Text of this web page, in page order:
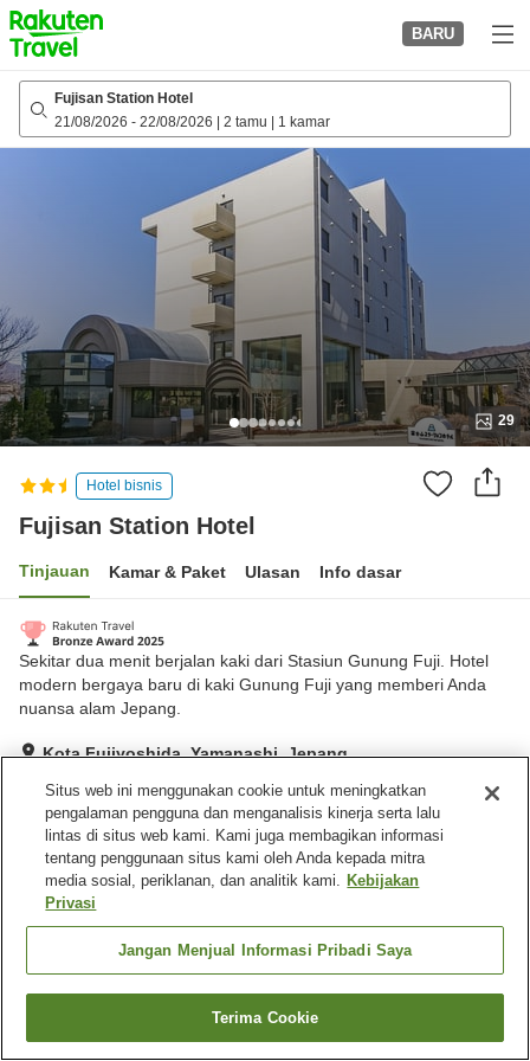
to
top
page
BARU
Fujisan Station Hotel
21/08/2026 - 22/08/2026 2 tamu 1 kamar
29
Hotel bisnis
Fujisan Station Hotel
Tinjauan Kamar & Paket Ulasan Info dasar
Sekitar dua menit berjalan kaki dari Stasiun Gunung Fuji. Hotel
modern bergaya baru di kaki Gunung Fuji yang memberi Anda
nuansa alam Jepang.
Kota Fujiyoshida, Yamanashi, Jepang
Sangat baik Ulasan: 414
Fasilitas properti
Mesin penjual otomatis
Laundry berbayar
Cari kamar
Situs web ini menggunakan cookie untuk meningkatkan
pengalaman pengguna dan menganalisis kinerja serta lalu
lintas di situs web kami. Kami juga membagikan informasi
tentang penggunaan situs kami oleh Anda kepada mitra
media sosial, periklanan, dan analitik kami. Kebijakan
Privasi
Jangan Menjual Informasi Pribadi Saya
Terima Cookie